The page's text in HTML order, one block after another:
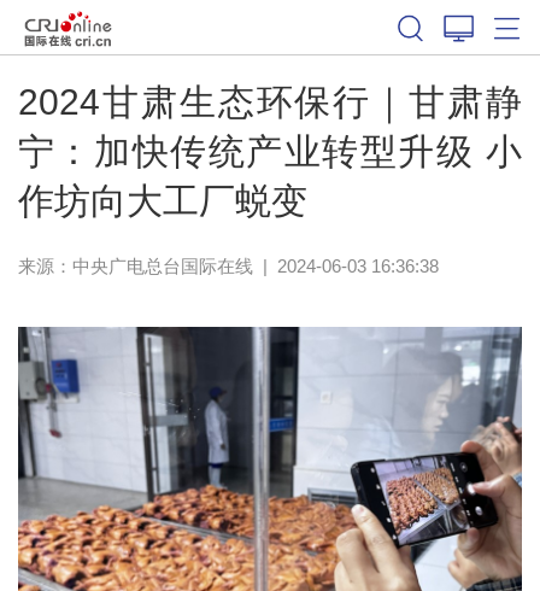
2024甘肃生态环保行｜甘肃静
宁：加快传统产业转型升级 小
作坊向大工厂蜕变
来源：中央广电总台国际在线| 2024-06-03 16:36:38